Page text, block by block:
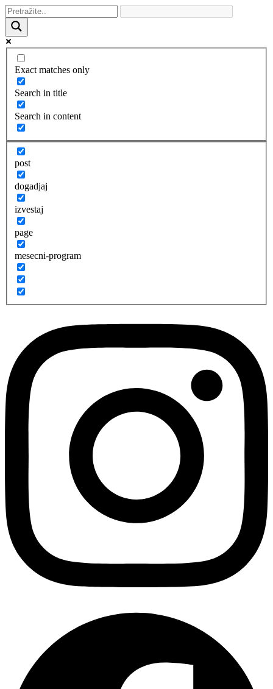
Exact matches only
Search in title
Search in content
post
dogadjaj
izvestaj
page
mesecni-program